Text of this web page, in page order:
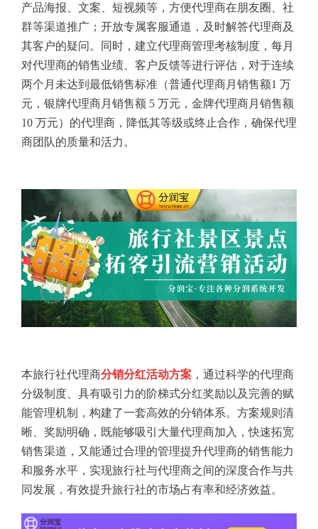
产品海报、文案、短视频等，方便代理商在朋友圈、社
群等渠道推广；开放专属客服通道，及时解答代理商及
其客户的疑问。同时，建立代理商管理考核制度，每月
对代理商的销售业绩、客户反馈等进行评估，对于连续
两个月未达到最低销售标准（普通代理商月销售额1 万
元，银牌代理商月销售额 5 万元，金牌代理商月销售额
10 万元）的代理商，降低其等级或终止合作，确保代理
商团队的质量和活力。
本旅行社代理商分销分红活动方案 ，通过科学的代理商
分级制度、具有吸引力的阶梯式分红奖励以及完善的赋
能管理机制，构建了一套高效的分销体系。方案规则清
晰、奖励明确，既能够吸引大量代理商加入，快速拓宽
销售渠道，又能通过合理的管理提升代理商的销售能力
和服务水平，实现旅行社与代理商之间的深度合作与共
同发展，有效提升旅行社的市场占有率和经济效益。